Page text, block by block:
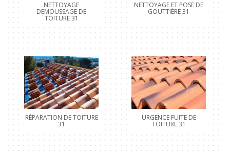
NETTOYAGE
DEMOUSSAGE DE
TOITURE 31
NETTOYAGE ET POSE DE
GOUTTIÈRE 31
RÉPARATION DE TOITURE
31
URGENCE FUITE DE
TOITURE 31